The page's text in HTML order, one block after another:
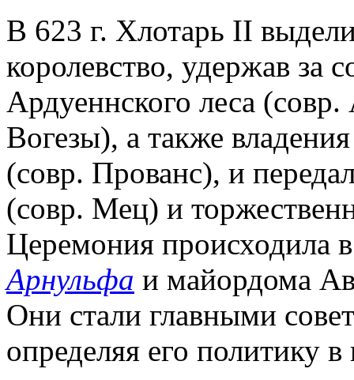
В 623 г. Хлотарь II
королевство, удержав за
Ардуеннского леса
Вогезы), а также
(совр. Прованс), и
(совр. Мец) и
Церемония происходила
Арнульфа и майордома
Они стали главными
определяя его политику